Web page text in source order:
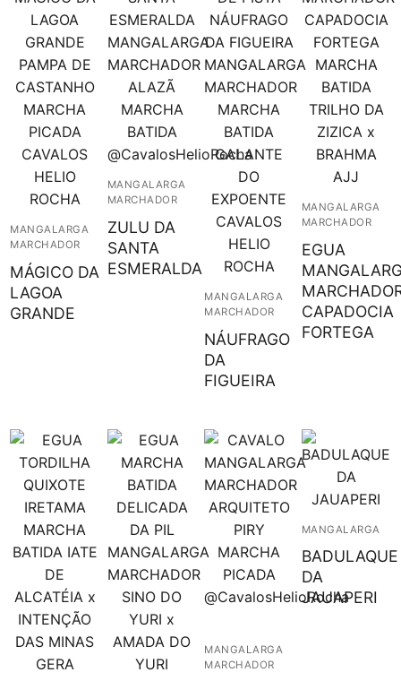
MANGALARGA
MARCHADOR
MÁGICO DA
LAGOA
GRANDE
MANGALARGA
MARCHADOR
ZULU DA
SANTA
ESMERALDA
MANGALARGA
MARCHADOR
NÁUFRAGO
DA
FIGUEIRA
MANGALARGA
MARCHADOR
EGUA
CAPADOCIA
FORTEGA
MANGALARGA
MARCHADOR
MANGALARGA
BADULAQUE
DA
JAUAPERI